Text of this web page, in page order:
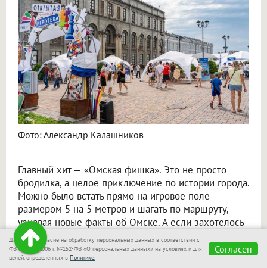
Фото: Александр Калашников
Главный хит — «Омская фишка». Это не просто
бродилка, а целое приключение по истории города.
Можно было встать прямо на игровое поле
размером 5 на 5 метров и шагать по маршруту,
узнавая новые факты об Омске. А если захотелось
забрать игру домой — в этом году появился
настольный вариант, который после фестиваля
поступит в библиотеки.
Даю своё согласие на обработку персональных данных в соответствии с
ФЗ от 27.07.2006 г. №152-ФЗ «О персональных данных» на условиях и для
целей, определённых в Политике.
Согласен